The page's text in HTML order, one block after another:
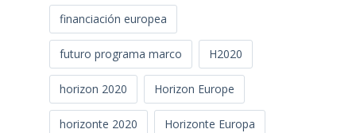
financiación europea
futuro programa marco H2020
horizon 2020 Horizon Europe
horizonte 2020 Horizonte Europa